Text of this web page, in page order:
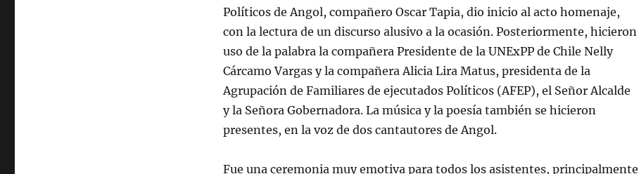
Políticos de Angol, compañero Oscar Tapia, dio inicio al acto homenaje,
con la lectura de un discurso alusivo a la ocasión. Posteriormente, hicieron
uso de la palabra la compañera Presidente de la UNExPP de Chile Nelly
Cárcamo Vargas y la compañera Alicia Lira Matus, presidenta de la
Agrupación de Familiares de ejecutados Políticos (AFEP), el Señor Alcalde
y la Señora Gobernadora. La música y la poesía también se hicieron
presentes, en la voz de dos cantautores de Angol.
Fue una ceremonia muy emotiva para todos los asistentes, principalmente